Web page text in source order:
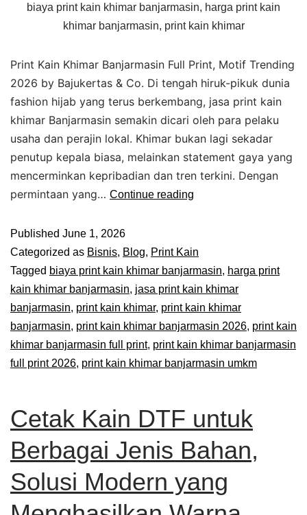
biaya print kain khimar banjarmasin, harga print kain
khimar banjarmasin, print kain khimar
Print Kain Khimar Banjarmasin Full Print, Motif Trending
2026 by Bajukertas & Co. Di tengah hiruk-pikuk dunia
fashion hijab yang terus berkembang, jasa print kain
khimar Banjarmasin semakin dicari oleh para pelaku
usaha dan perajin lokal. Khimar bukan lagi sekadar
penutup kepala biasa, melainkan statement gaya yang
mencerminkan kepribadian dan tren terkini. Dengan
permintaan yang… Continue reading
Published June 1, 2026
Categorized as Bisnis, Blog, Print Kain
Tagged biaya print kain khimar banjarmasin, harga print
kain khimar banjarmasin, jasa print kain khimar
banjarmasin, print kain khimar, print kain khimar
banjarmasin, print kain khimar banjarmasin 2026, print kain
khimar banjarmasin full print, print kain khimar banjarmasin
full print 2026, print kain khimar banjarmasin umkm
Cetak Kain DTF untuk
Berbagai Jenis Bahan,
Solusi Modern yang